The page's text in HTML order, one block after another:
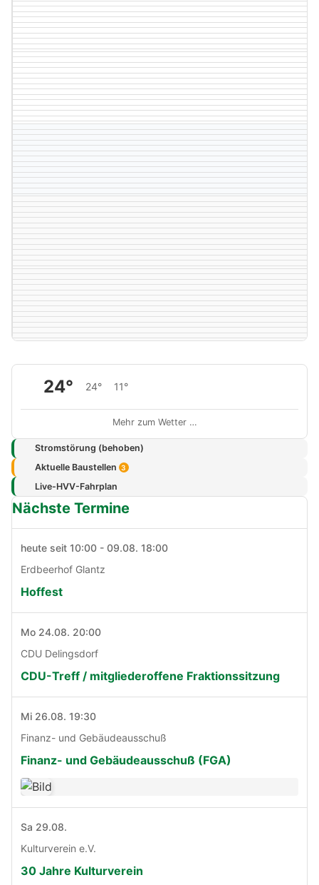
24° 24° 11°
Mehr zum Wetter …
Stromstörung (behoben)
Aktuelle Baustellen 3
Live-HVV-Fahrplan
Nächste Termine
heute seit 10:00 - 09.08. 18:00
Erdbeerhof Glantz
Hoffest
Mo 24.08. 20:00
CDU Delingsdorf
CDU-Treff / mitgliederoffene Fraktionssitzung
Mi 26.08. 19:30
Finanz- und Gebäudeausschuß
Finanz- und Gebäudeausschuß (FGA)
Sa 29.08.
Kulturverein e.V.
30 Jahre Kulturverein